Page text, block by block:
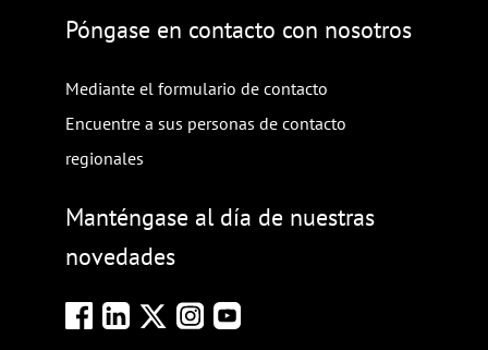
Póngase en contacto con nosotros
Mediante el formulario de contacto
Encuentre a sus personas de contacto
regionales
Manténgase al día de nuestras
novedades